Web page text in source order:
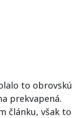
to obrovskú
prekvapená.
článku, však to